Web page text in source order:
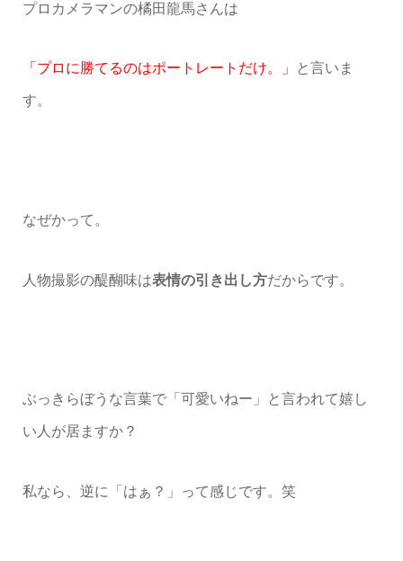
プロカメラマンの橘田龍馬さんは
「プロに勝てるのはポートレートだけ。」 と言いま
す。
なぜかって。
人物撮影の醍醐味は表情の引き出し方だからです。
ぶっきらぼうな言葉で「可愛いねー」と言われて嬉し
い人が居ますか？
私なら、逆に「はぁ？」って感じです。笑